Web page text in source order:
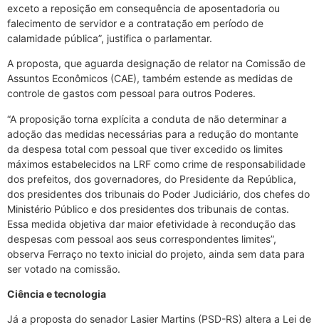
exceto a reposição em consequência de aposentadoria ou
falecimento de servidor e a contratação em período de
calamidade pública”, justifica o parlamentar.
A proposta, que aguarda designação de relator na Comissão de
Assuntos Econômicos (CAE), também estende as medidas de
controle de gastos com pessoal para outros Poderes.
“A proposição torna explícita a conduta de não determinar a
adoção das medidas necessárias para a redução do montante
da despesa total com pessoal que tiver excedido os limites
máximos estabelecidos na LRF como crime de responsabilidade
dos prefeitos, dos governadores, do Presidente da República,
dos presidentes dos tribunais do Poder Judiciário, dos chefes do
Ministério Público e dos presidentes dos tribunais de contas.
Essa medida objetiva dar maior efetividade à recondução das
despesas com pessoal aos seus correspondentes limites”,
observa Ferraço no texto inicial do projeto, ainda sem data para
ser votado na comissão.
Ciência e tecnologia
Já a proposta do senador Lasier Martins (PSD-RS) altera a Lei de